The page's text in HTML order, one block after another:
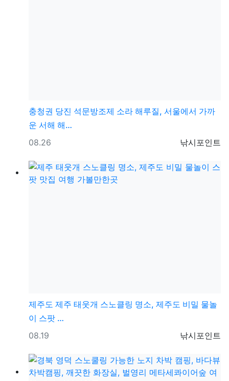
충청권 당진 석문방조제 소라 해루질, 서울에서 가까
운 서해 해…
등록자
낚시포인트
등록일
08.26
제주도 제주 태웃개 스노클링 명소, 제주도 비밀 물놀
이 스팟 …
등록자
낚시포인트
등록일
08.19